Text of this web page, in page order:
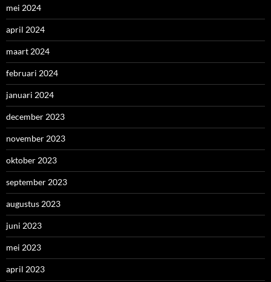
mei 2024
april 2024
maart 2024
februari 2024
januari 2024
december 2023
november 2023
oktober 2023
september 2023
augustus 2023
juni 2023
mei 2023
april 2023